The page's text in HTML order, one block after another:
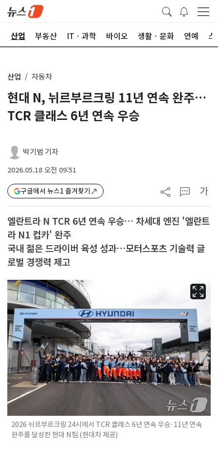
산업 부동산 ITㆍ과학 바이오 생활ㆍ문화 연예 스
산업 자동차
현대 N, 뉘르부르크링 11년 연속 완주…
TCR 클래스 6년 연속 우승
박기범 기자
2026.05.18 오전 09:51
구글에서 뉴스1 즐겨찾기 가
엘란트라 N TCR 6년 연속 우승… 차세대 엔진 '엘란트
라 N1 컵카' 완주
국내 젊은 드라이버 육성 성과…모터스포츠 기술력 글
로벌 경쟁력 제고
2026 뉘르부르크링 24시에서 TCR 클래스 6년 연속 우승·11년 연속
완주를 달성한 현대 N팀.(현대차 제공)